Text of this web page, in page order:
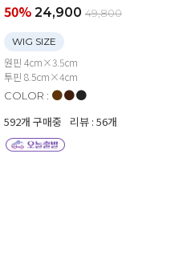
50% 24,900 49,800
WIG SIZE
원핀 4cm×3.5cm
투핀 8.5cm×4cm
COLOR : ● ● ●
592개 구매중 리뷰 : 56개